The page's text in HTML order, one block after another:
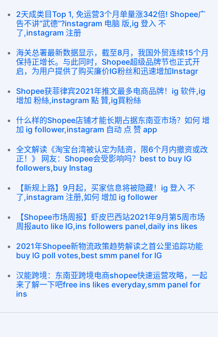
2天成类目Top 1, 免运营3个月单量涨342倍! Shopee广
告不讲“武德”?instagram 电脑 版,ig 登入 不
了,instagram 注册
海关总署最新数据显示，截至8月，我国外贸连续15个月
保持正增长。与此同时，Shopee超级品牌节也正式开
启，为用户提供了购买廉价IG粉丝和迅速增加Instagr
Shopee获菲律宾2021年推文最多电商品牌！ig 软件,ig
增加 粉絲,instagram 點 贊,ig買粉絲
什么样的Shopee店铺才能长期占据东南亚市场？如何 增
加 ig follower,instagram 自动 点 赞 app
全文解读《淘宝台湾被认定为陆资，限6个月内撤资或改
正！》 网友：Shopee会受影响吗？best to buy IG
followers,buy Instag
【新规上路】9月起，买家信息将被隐藏！ig 登入 不
了,instagram 注册,如何 增加 ig follower
【Shopee市场周报】虾皮巴西站2021年9月第5周市场
周报auto like IG,ins followers panel,daily ins likes
2021年Shopee新物流政策趋势解读之首公里追踪功能
buy IG poll votes,best smm panel for IG
汉能跨境：东南亚跨境电商shopee快速运营攻略，一起
来了解一下吧free ins likes everyday,smm panel for
ins